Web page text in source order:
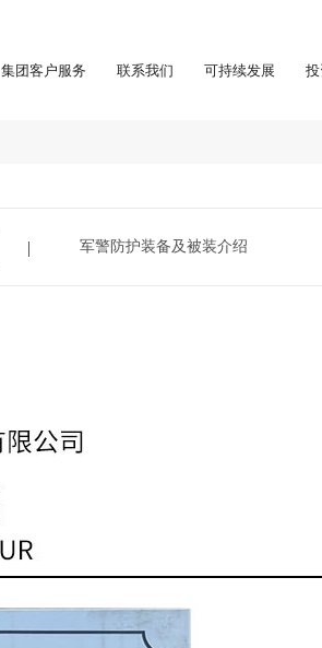
集团客户服务 联系我们 可持续发展
军警防护装备及被装介绍